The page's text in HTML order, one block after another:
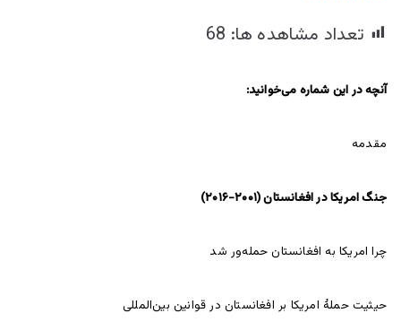
تعداد مشاهده ها: 68
آنچه در این شماره می‌خوانید:
مقدمه
جنگ امریکا در افغانستان (۲۰۰۱-۲۰۱۶)
چرا امریکا به افغانستان حمله‌ور شد
حیثیت حملۀ امریکا بر افغانستان در قوانین بین‌المللی